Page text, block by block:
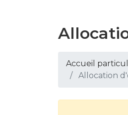
Accueil
Allocation